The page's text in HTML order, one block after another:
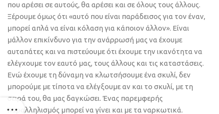
που αρέσει σε αυτούς, θα αρέσει και σε όλους τους άλλους.
Ξέρουμε όμως ότι «αυτό που είναι παράδεισος για τον έναν,
μπορεί απλά να είναι κόλαση για κάποιον άλλον». Είναι
μάλλον επικίνδυνο για την ανάρρωσή μας να έχουμε
αυταπάτες και να πιστεύουμε ότι έχουμε την ικανότητα να
ελέγχουμε τον εαυτό μας, τους άλλους και τις καταστάσεις.
Ενώ έχουμε τη δύναμη να κλωτσήσουμε ένα σκυλί, δεν
μπορούμε με τίποτα να ελέγξουμε αν και το σκυλί, με τη
σειρά του, θα μας δαγκώσει. Ένας παρεμφερής
παραλληλισμός μπορεί να γίνει και με τα ναρκωτικά.